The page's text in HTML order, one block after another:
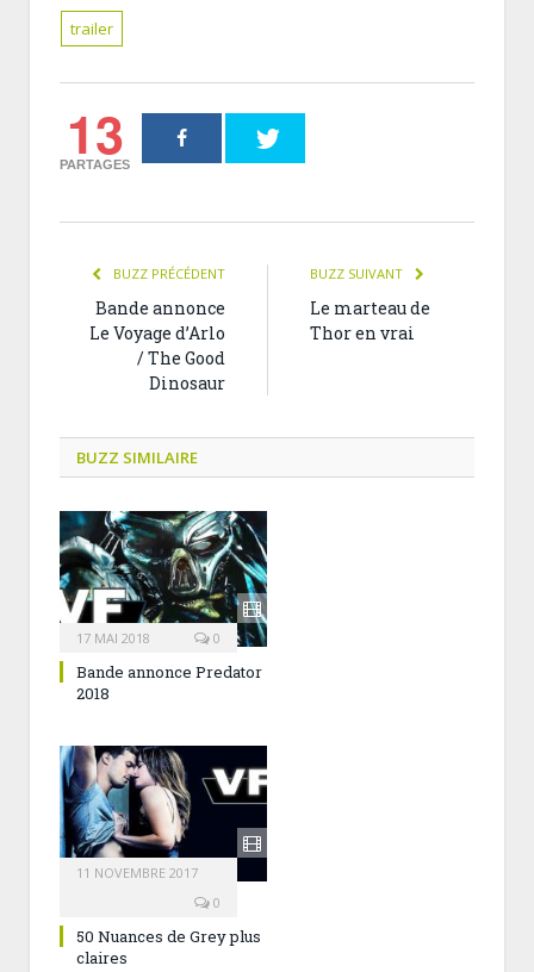
trailer
13
PARTAGES
BUZZ PRÉCÉDENT
Bande annonce
Le Voyage d’Arlo
/ The Good
Dinosaur
BUZZ SUIVANT
Le marteau de
Thor en vrai
BUZZ SIMILAIRE
17 MAI 2018 0
Bande annonce Predator
2018
11 NOVEMBRE 2017
0
50 Nuances de Grey plus
claires